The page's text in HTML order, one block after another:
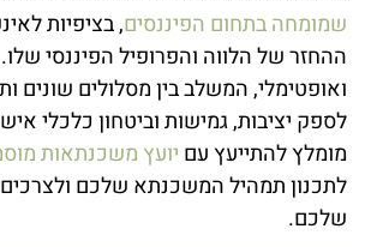
שמומחה בתחום הפיננסים, בציפיות
ההחזר של הלווה והפרופיל הפיננסי
ואופטימלי, המשלב בין מסלולים שונים
לספק יציבות, גמישות וביטחון כלכלי
מומלץ להתייעץ עם יועץ משכנתאות
לתכנון תמהיל המשכנתא שלכם
שלכם.